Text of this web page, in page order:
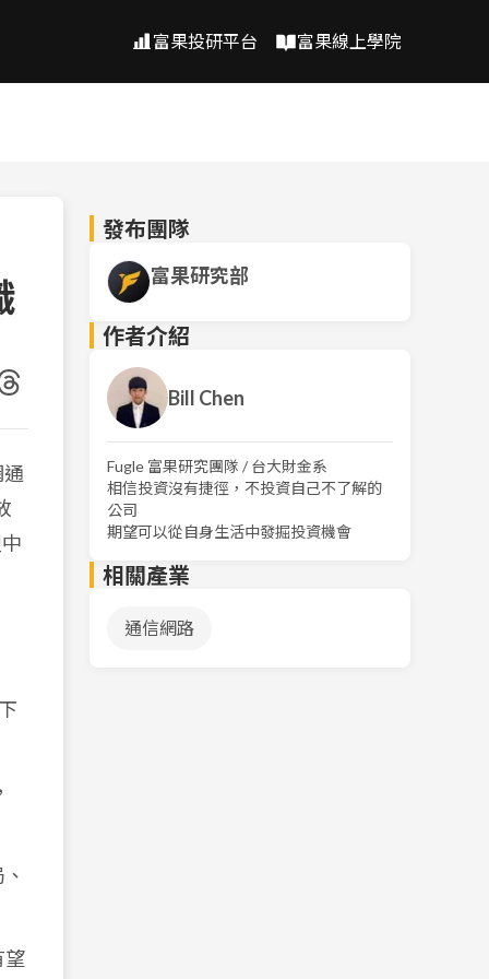
富果投研平台 富果線上學院
望
發布團隊
富果研究部
作者介紹
Bill Chen
Fugle 富果研究團隊 / 台大財金系
相信投資沒有捷徑，不投資自己不了解的
公司
期望可以從自身生活中發掘投資機會
相關產業
通信網路